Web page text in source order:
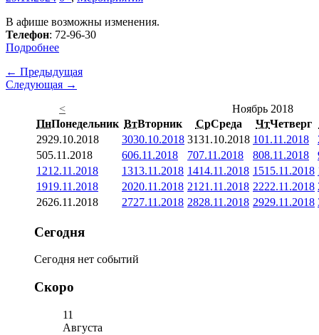
В афише возможны изменения.
Телефон: 72-96-30
Подробнее
← Предыдущая
Следующая →
<
Ноябрь 2018
ПнПонедельник ВтВторник СрСреда ЧтЧетверг
2929.10.2018 3030.10.2018 3131.10.2018 101.11.2018
505.11.2018 606.11.2018 707.11.2018 808.11.2018
1212.11.2018 1313.11.2018 1414.11.2018 1515.11.2018
1919.11.2018 2020.11.2018 21 21.11.2018 2222.11.2018
2626.11.2018 2727.11.2018 2828.11.2018 2929.11.2018
Сегодня
Сегодня нет событий
Скоро
11
Августа